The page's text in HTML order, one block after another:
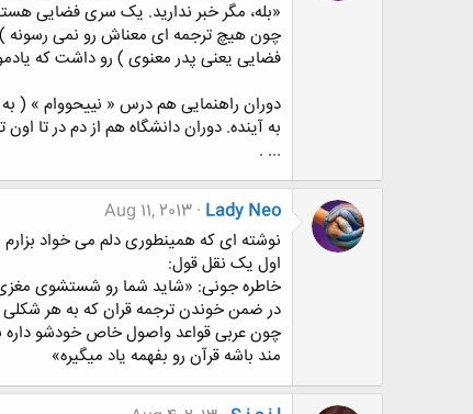
«بله، مگر خبر ندارید. یک سری فضایی
چون هیچ ترجمه ای معناش رو نمی
فضایی یعنی پدر معنوی ) رو داشت که
دوران راهنمایی هم درس « نییحووام » (
به آینده. دوران دانشگاه هم از دم در تا
... .
Lady Neo
Aug 11, 2013
نوشته ای که همینطوری دلم می خواد
اول یک نقل قول:
خاطره جونی: «شاید شما رو شستشوی
در ضمن خوندن ترجمه قران که به هر شکلی
چون عربی قواعد واصول خاص خودشو داره
مند باشه قرآن رو بفهمه یاد میگیره»